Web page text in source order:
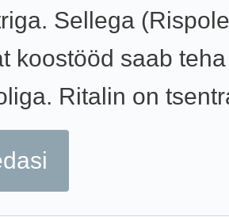
Sellega
koostööd saab teha
Ritalin on